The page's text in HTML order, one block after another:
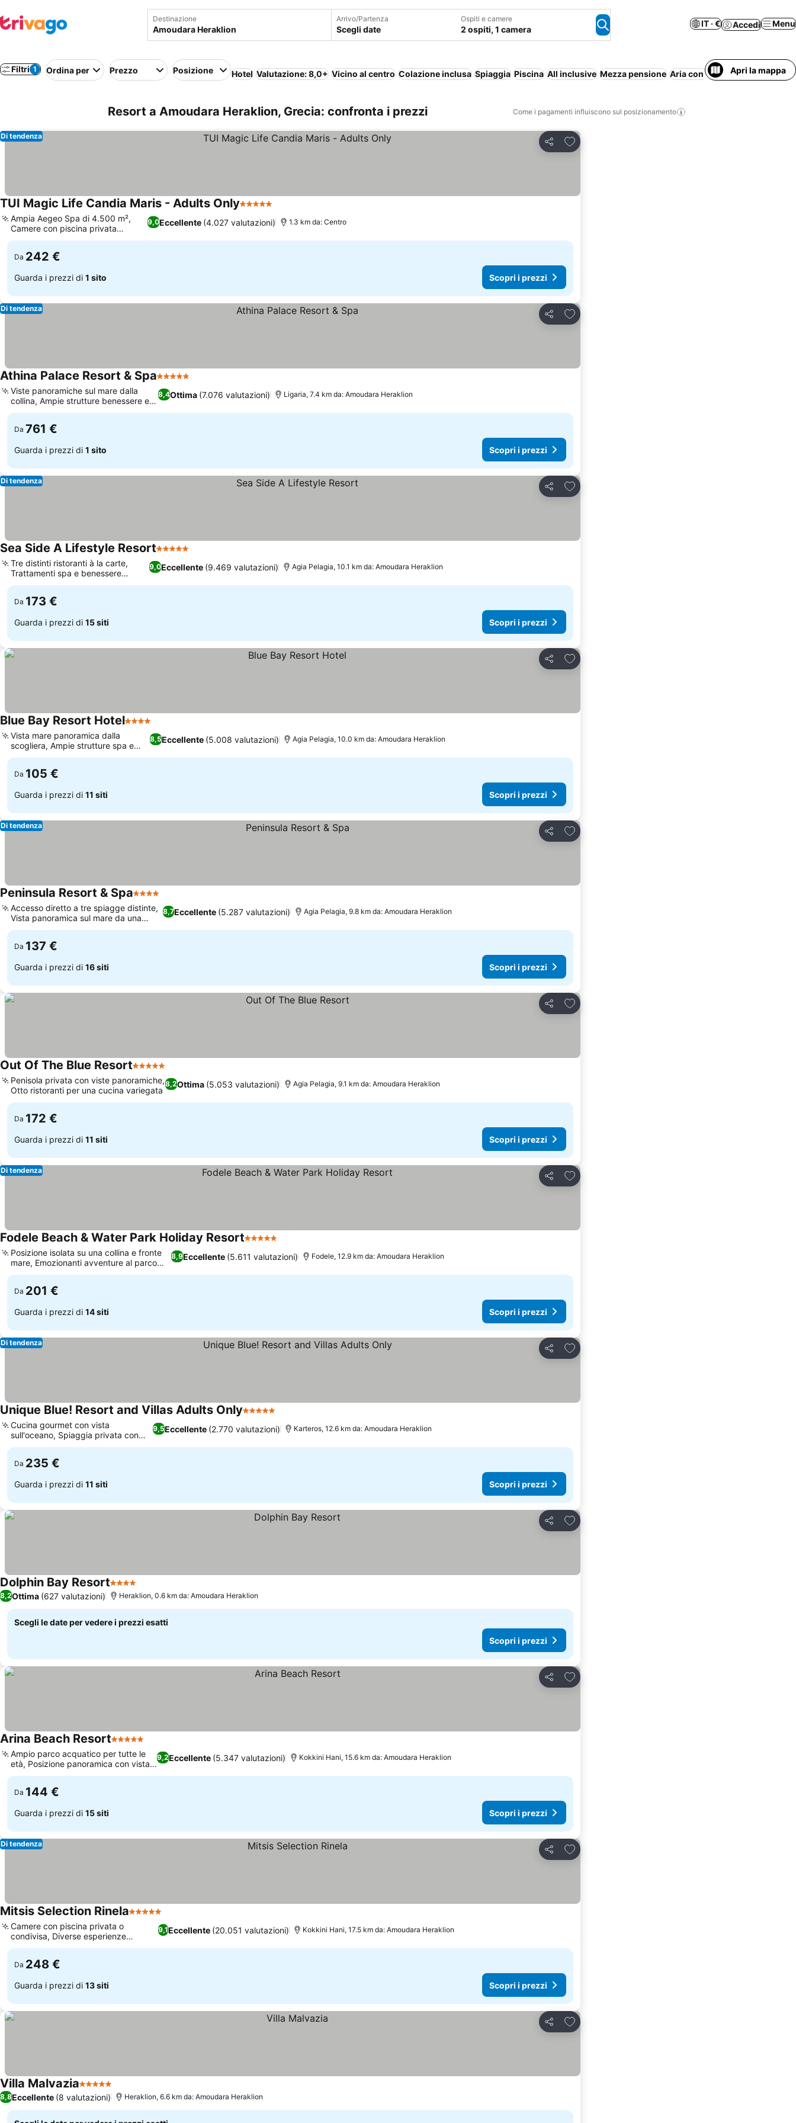
Destinazione Arrivo/Partenza
Scegli date
Ospiti e camere
2 ospiti, 1 camera
IT · € Accedi Menu
Filtri 1 Ordina per Prezzo Posizione Hotel Valutazione: 8,0+ Vicino al centro Colazione inclusa Spiaggia Piscina All inclusive Mezza pensione Aria condizionata Resort
Apri la mappa
Resort a Amoudara Heraklion, Grecia: confronta i prezzi Come i pagamenti influiscono sul posizionamento
Condividi
Aggiungi ai preferiti
Di tendenza
TUI Magic Life Candia Maris - Adults Only5 Stelle
9,0Eccellente (4.027 valutazioni)
Ampia Aegeo Spa di 4.500 m²,
Camere con piscina privata
disponibili
1.3 km da: Centro
Da 242 €
Guarda i prezzi di 1 sito Scopri i prezzi
Condividi
Aggiungi ai preferiti
Di tendenza
Athina Palace Resort & Spa5 Stelle
8,4Ottima (7.076 valutazioni)
Viste panoramiche sul mare dalla
collina, Ampie strutture benessere e
spa
Ligaria, 7.4 km da: Amoudara Heraklion
Da 761 €
Guarda i prezzi di 1 sito Scopri i prezzi
Condividi
Aggiungi ai preferiti
Di tendenza
Sea Side A Lifestyle Resort5 Stelle
9,0Eccellente (9.469 valutazioni)
Tre distinti ristoranti à la carte,
Trattamenti spa e benessere
eccezionali
Agia Pelagia, 10.1 km da: Amoudara Heraklion
Da 173 €
Guarda i prezzi di 15 siti Scopri i prezzi
Condividi
Aggiungi ai preferiti
Blue Bay Resort Hotel4 Stelle
8,5Eccellente (5.008 valutazioni)
Vista mare panoramica dalla
scogliera, Ampie strutture spa e
benessere
Agia Pelagia, 10.0 km da: Amoudara Heraklion
Da 105 €
Guarda i prezzi di 11 siti Scopri i prezzi
Condividi
Aggiungi ai preferiti
Di tendenza
Peninsula Resort & Spa4 Stelle
8,7Eccellente (5.287 valutazioni)
Accesso diretto a tre spiagge distinte,
Vista panoramica sul mare da una
penisola
Agia Pelagia, 9.8 km da: Amoudara Heraklion
Da 137 €
Guarda i prezzi di 16 siti Scopri i prezzi
Condividi
Aggiungi ai preferiti
Out Of The Blue Resort5 Stelle
8,2Ottima (5.053 valutazioni)
Penisola privata con viste panoramiche,
Otto ristoranti per una cucina variegata
Agia Pelagia, 9.1 km da: Amoudara Heraklion
Da 172 €
Guarda i prezzi di 11 siti Scopri i prezzi
Condividi
Aggiungi ai preferiti
Di tendenza
Fodele Beach & Water Park Holiday Resort5 Stelle
8,9Eccellente (5.611 valutazioni)
Posizione isolata su una collina e fronte
mare, Emozionanti avventure al parco
acquatico
Fodele, 12.9 km da: Amoudara Heraklion
Da 201 €
Guarda i prezzi di 14 siti Scopri i prezzi
Condividi
Aggiungi ai preferiti
Di tendenza
Unique Blue! Resort and Villas Adults Only5 Stelle
9,5Eccellente (2.770 valutazioni)
Cucina gourmet con vista
sull'oceano, Spiaggia privata con
servizio lettini
Karteros, 12.6 km da: Amoudara Heraklion
Da 235 €
Guarda i prezzi di 11 siti Scopri i prezzi
Condividi
Aggiungi ai preferiti
Dolphin Bay Resort4 Stelle
8,2Ottima (627 valutazioni) Heraklion, 0.6 km da: Amoudara Heraklion
Scegli le date per vedere i prezzi esatti
Scopri i prezzi
Condividi
Aggiungi ai preferiti
Arina Beach Resort5 Stelle
9,2Eccellente (5.347 valutazioni)
Ampio parco acquatico per tutte le
età, Posizione panoramica con vista
mare
Kokkini Hani, 15.6 km da: Amoudara Heraklion
Da 144 €
Guarda i prezzi di 15 siti Scopri i prezzi
Condividi
Aggiungi ai preferiti
Di tendenza
Mitsis Selection Rinela5 Stelle
9,1Eccellente (20.051 valutazioni)
Camere con piscina privata o
condivisa, Diverse esperienze
culinarie à la carte
Kokkini Hani, 17.5 km da: Amoudara Heraklion
Da 248 €
Guarda i prezzi di 13 siti Scopri i prezzi
Condividi
Aggiungi ai preferiti
Villa Malvazia5 Stelle
8,8Eccellente (8 valutazioni) Heraklion, 6.6 km da: Amoudara Heraklion